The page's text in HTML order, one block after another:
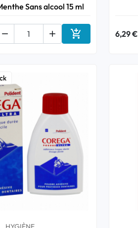
Sans alcool 15 ml
  Ajouter au panier
6,29 €